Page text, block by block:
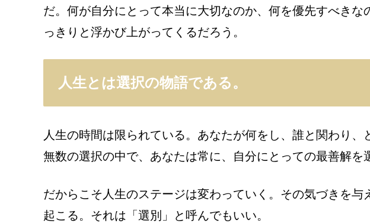
だ。何が自分にとって本当に大切なのか、何を優先すべきな
っきりと浮かび上がってくるだろう。
人生とは選択の物語である。
人生の時間は限られている。あなたが何をし、誰と関わり、
無数の選択の中で、あなたは常に、自分にとっての最善解を
だからこそ人生のステージは変わっていく。その気づきを与
起こる。それは「選別」と呼んでもいい。